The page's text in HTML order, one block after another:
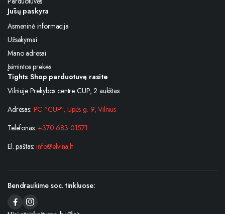
Jūsų paskyra
Asmeninė informacija
Užsakymai
Mano adresai
Įsimintos prekės
Tights Shop parduotuvę rasite
Vilniuje Prekybos centre CUP, 2 aukštas
Adresas: PC “CUP”, Upės g. 9, Vilnius
Telefonas: +370 683 01571
El. paštas:info@elvina.lt
Bendraukime soc. tinkluose: